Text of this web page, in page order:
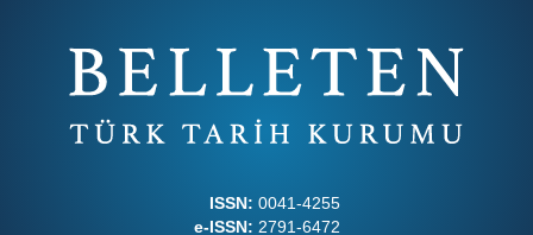
ISSN: 0041-4255
e-ISSN: 2791-6472